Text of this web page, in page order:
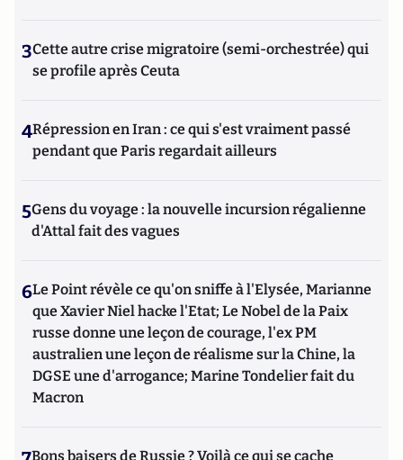
3Cette autre crise migratoire (semi-orchestrée) qui
se profile après Ceuta
4Répression en Iran : ce qui s'est vraiment passé
pendant que Paris regardait ailleurs
5Gens du voyage : la nouvelle incursion régalienne
d'Attal fait des vagues
6Le Point révèle ce qu'on sniffe à l'Elysée, Marianne
que Xavier Niel hacke l'Etat; Le Nobel de la Paix
russe donne une leçon de courage, l'ex PM
australien une leçon de réalisme sur la Chine, la
DGSE une d'arrogance; Marine Tondelier fait du
Macron
Bons baisers de Russie ? Voilà ce qui se cache